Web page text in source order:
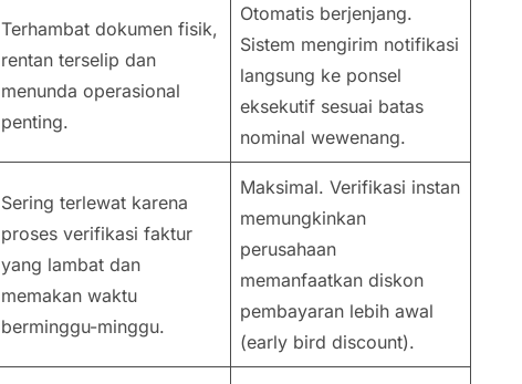
Terhambat dokumen fisik,
rentan terselip dan
menunda operasional
penting.
Otomatis berjenjang.
Sistem mengirim notifikasi
langsung ke ponsel
eksekutif sesuai batas
nominal wewenang.
Sering terlewat karena
proses verifikasi faktur
yang lambat dan
memakan waktu
berminggu-minggu.
Maksimal. Verifikasi instan
memungkinkan
perusahaan
memanfaatkan diskon
pembayaran lebih awal
(early bird discount).